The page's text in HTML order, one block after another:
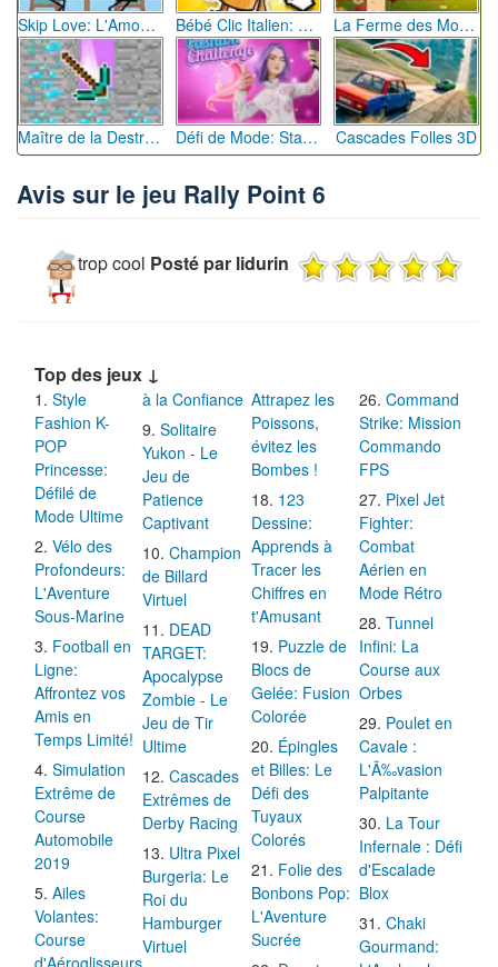
Skip Love: L'Amour en Péril Bébé Clic Italien: La Folie des Petits Bambins La Ferme des Mots - Cultivez votre Vocabulaire
Maître de la Destruction: Fusion de Pioches Défi de Mode: Star du Podium Cascades Folles 3D
Avis sur le jeu Rally Point 6
trop cool Posté par lidurin
Top des jeux ↓
Style
Fashion K-
POP
Princesse:
Défilé de
Mode Ultime
Vélo des
Profondeurs:
L'Aventure
Sous-Marine
Football en
Ligne:
Affrontez vos
Amis en
Temps Limité!
Simulation
Extrême de
Course
Automobile
2019
Ailes
Volantes:
Course
d'Aéroglisseurs
à la Confiance
Solitaire
Yukon - Le
Jeu de
Patience
Captivant
Champion
de Billard
Virtuel
DEAD
TARGET:
Apocalypse
Zombie - Le
Jeu de Tir
Ultime
Cascades
Extrêmes de
Derby Racing
Ultra Pixel
Burgeria: Le
Roi du
Hamburger
Virtuel
Attrapez les
Poissons,
évitez les
Bombes !
123
Dessine:
Apprends à
Tracer les
Chiffres en
t'Amusant
Puzzle de
Blocs de
Gelée: Fusion
Colorée
Épingles
et Billes: Le
Défi des
Tuyaux
Colorés
Folie des
Bonbons Pop:
L'Aventure
Sucrée
Command
Strike: Mission
Commando
FPS
Pixel Jet
Fighter:
Combat
Aérien en
Mode Rétro
Tunnel
Infini: La
Course aux
Orbes
Poulet en
Cavale :
L'Ã‰vasion
Palpitante
La Tour
Infernale : Défi
d'Escalade
Blox
Chaki
Gourmand: